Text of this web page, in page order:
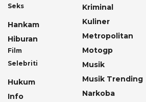
Seks
Hankam
Hiburan
Film
Selebriti
Hukum
Info
Kriminal
Kuliner
Metropolitan
Motogp
Musik
Musik Trending
Narkoba